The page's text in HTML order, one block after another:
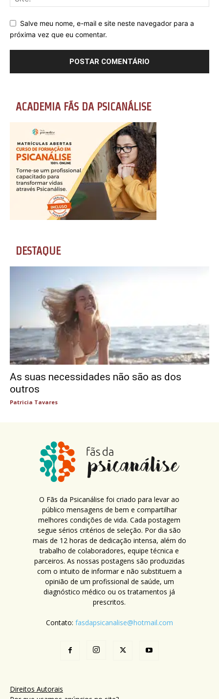
Salve meu nome, e-mail e site neste navegador para a
próxima vez que eu comentar.
ACADEMIA FÃS DA PSICANÁLISE
DESTAQUE
As suas necessidades não são as dos
outros
Patricia Tavares
O Fãs da Psicanálise foi criado para levar ao
público mensagens de bem e compartilhar
melhores condições de vida. Cada postagem
segue sérios critérios de seleção. Por dia são
mais de 12 horas de dedicação intensa, além do
trabalho de colaboradores, equipe técnica e
parceiros. As nossas postagens são produzidas
com o intuito de informar e não substituem a
opinião de um profissional de saúde, um
diagnóstico médico ou os tratamentos já
prescritos.
Contato: fasdapsicanalise@hotmail.com
Direitos Autorais